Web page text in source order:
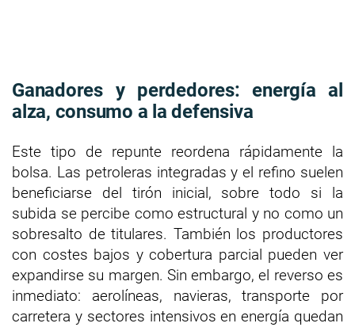
Ganadores y perdedores: energía al
alza, consumo a la defensiva
Este tipo de repunte reordena rápidamente la
bolsa. Las petroleras integradas y el refino suelen
beneficiarse del tirón inicial, sobre todo si la
subida se percibe como estructural y no como un
sobresalto de titulares. También los productores
con costes bajos y cobertura parcial pueden ver
expandirse su margen. Sin embargo, el reverso es
inmediato: aerolíneas, navieras, transporte por
carretera y sectores intensivos en energía quedan